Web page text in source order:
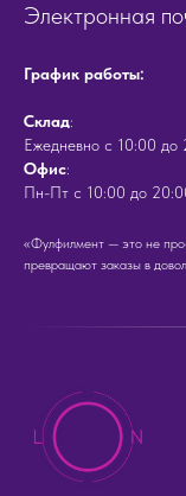
Электронная
График работы:
Cклад:
Ежедневно с 10:00 до
Офис:
Пн-Пт с 10:00 до
«Фулфилмент — это не
превращают заказы в